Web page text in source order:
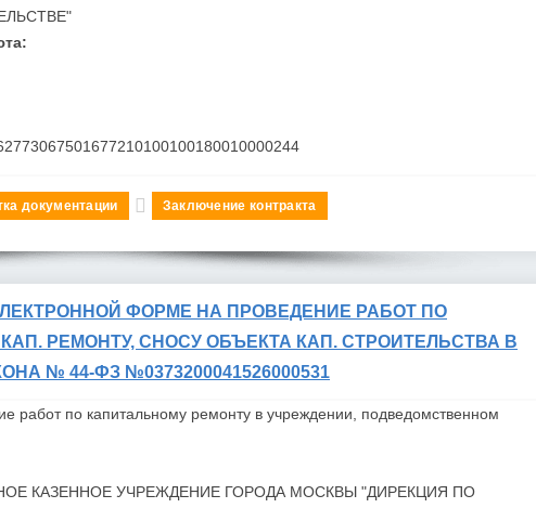
документации Заключение контракта
ФОРМЕ НА ПРОВЕДЕНИЕ РАБОТ ПО
РЕМОНТУ, СНОСУ ОБЪЕКТА КАП. СТРОИТЕЛЬСТВА В
№ 44-ФЗ №0373200041526000531
работ по капитальному ремонту в учреждении, подведомственном
КАЗЕННОЕ УЧРЕЖДЕНИЕ ГОРОДА МОСКВЫ "ДИРЕКЦИЯ ПО